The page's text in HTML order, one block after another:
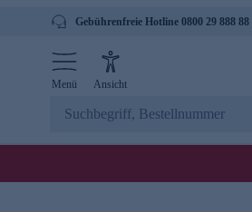
Gebührenfreie Hotline 0800 29 888 88
Menü Ansicht